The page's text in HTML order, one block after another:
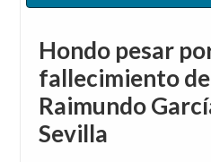
Hondo pesar
fallecimiento
Raimundo
Sevilla